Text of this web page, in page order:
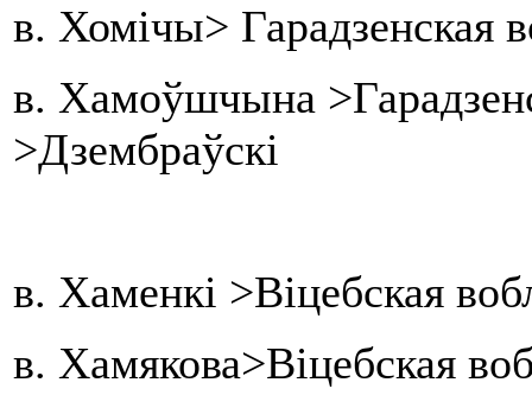
в. Хомічы> Гарадзенская
в. Хамоўшчына
>Дзембраўскі
в. Хаменкі >Віцебская
в. Хамякова>Віцебская